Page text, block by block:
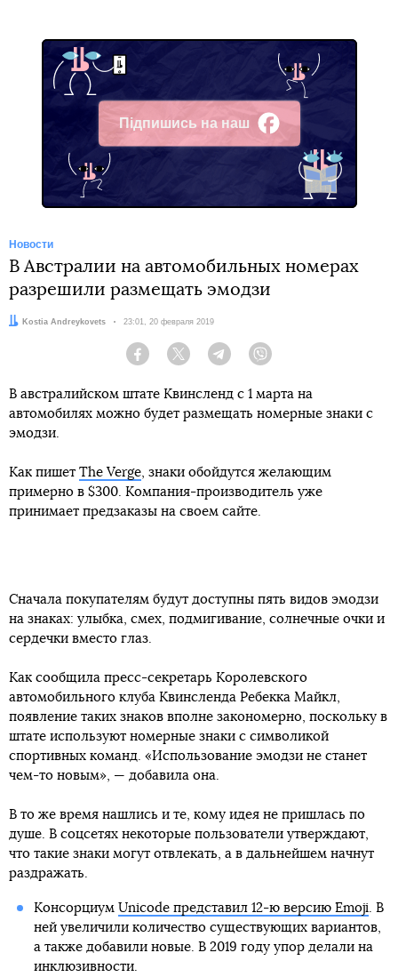
Підпишись на наш
Facebook
Новости
В Австралии на автомобильных номерах
разрешили размещать эмодзи
Автор:Kostia Andreykovets Дата:
23:01, 20 февраля 2019
Facebook Twitter Telegram
В австралийском штате Квинсленд с 1 марта на
автомобилях можно будет размещать номерные знаки с
эмодзи.
Как пишет The Verge, знаки обойдутся желающим
примерно в $300. Компания-производитель уже
принимает предзаказы на своем сайте.
Сначала покупателям будут доступны пять видов эмодзи
на знаках: улыбка, смех, подмигивание, солнечные очки и
сердечки вместо глаз.
Как сообщила пресс-секретарь Королевского
автомобильного клуба Квинсленда Ребекка Майкл,
появление таких знаков вполне закономерно, поскольку в
штате используют номерные знаки с символикой
спортивных команд. «Использование эмодзи не станет
чем-то новым», — добавила она.
В то же время нашлись и те, кому идея не пришлась по
душе. В соцсетях некоторые пользователи утверждают,
что такие знаки могут отвлекать, а в дальнейшем начнут
раздражать.
Консорциум Unicode представил 12-ю версию Emoji. В
ней увеличили количество существующих вариантов,
а также добавили новые. В 2019 году упор делали на
инклюзивности.